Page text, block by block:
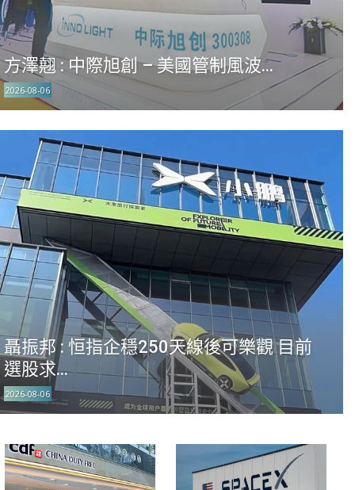
方澤翹 : 中際旭創 – 美國管制風波...
2026-08-06
聶振邦 : 恒指企穩250天線後可樂觀 目前
選股求...
2026-08-06